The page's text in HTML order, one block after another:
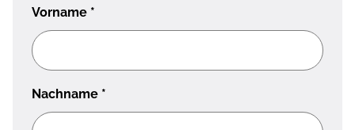
Vorname *
Nachname *